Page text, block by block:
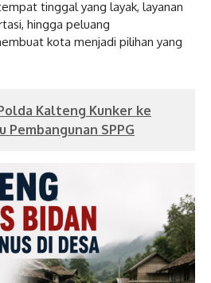
tinggal yang layak, layanan
hingga peluang
kota menjadi pilihan yang
Kalteng Kunker ke
Pembangunan SPPG